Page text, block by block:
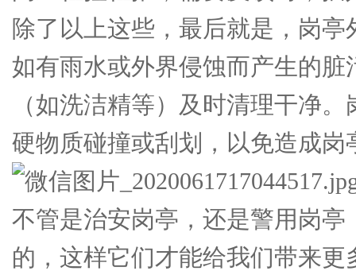
除了以上这些，最后就是，岗
如有雨水或外界侵蚀而产生的脏
（如洗洁精等）及时清理干净
硬物质碰撞或刮划，以免造成岗
不管是治安岗亭，还是警用岗
的，这样它们才能给我们带来更